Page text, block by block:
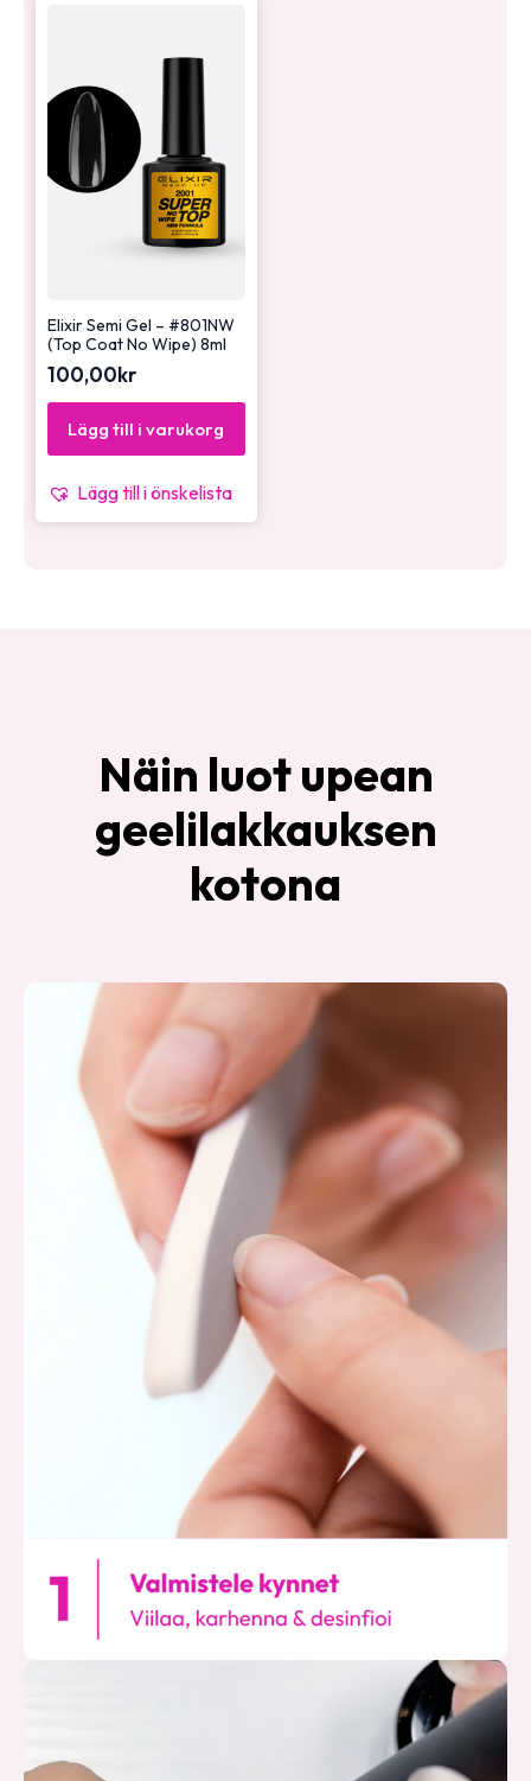
Elixir Semi Gel – #801NW
(Top Coat No Wipe) 8ml
100,00kr
Lägg till i varukorg
Lägg till i önskelista
Näin luot upean
geelilakkauksen
kotona